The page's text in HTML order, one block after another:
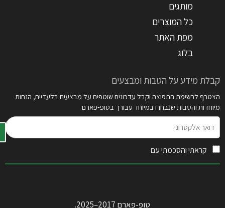
מותגים
כל המוצרים
מפת האתר
בלוג
קבלת מידע על הטבות ומבצעים
הצטרף לרשימת התפוצה וקבל עדכונים שוטפים על מבצעים בלעדיים, הנחות
מיוחדות והטבות שנבחרו במיוחד עבורך בטופ-פארם
אלקטרוני
קראתי והסכמתי עם
טופ-פארם 2017–2025.